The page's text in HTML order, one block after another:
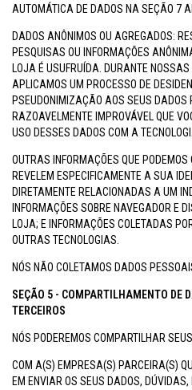
AUTOMÁTICA DE DADOS NA SEÇÃO 7
DADOS ANÔNIMOS OU AGREGADOS:
PESQUISAS OU INFORMAÇÕES
LOJA É USUFRUÍDA. DURANTE
APLICAMOS UM PROCESSO DE
PSEUDONIMIZAÇÃO AOS SEUS DADOS
RAZOAVELMENTE IMPROVÁVEL QUE
USO DESSES DADOS COM A
OUTRAS INFORMAÇÕES QUE
REVELEM ESPECIFICAMENTE A SUA
DIRETAMENTE RELACIONADAS A UM
INFORMAÇÕES SOBRE NAVEGADOR E
LOJA; E INFORMAÇÕES COLETADAS
OUTRAS TECNOLOGIAS.
NÓS NÃO COLETAMOS DADOS
SEÇÃO 5 - COMPARTILHAMENTO DE
TERCEIROS
NÓS PODEREMOS COMPARTILHAR
COM A(S) EMPRESA(S) PARCEIRA(S)
EM ENVIAR OS SEUS DADOS, DÚVIDAS,